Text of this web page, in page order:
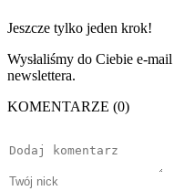
Jeszcze tylko jeden krok!
Wysłaliśmy do Ciebie e-
newslettera.
KOMENTARZE (0)